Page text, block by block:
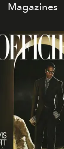
Magazines